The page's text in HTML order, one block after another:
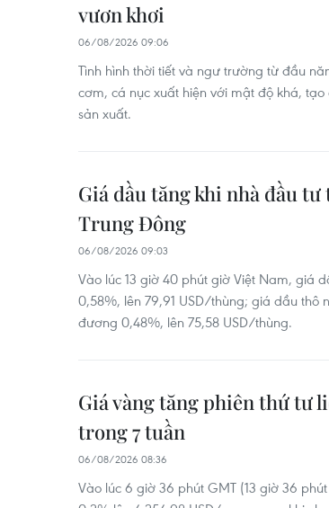
vươn khơi
06/08/2026 09:06
Tình hình thời tiết và ngư trường từ đầu
cơm, cá nục xuất hiện với mật độ khá,
sản xuất.
Giá dầu tăng khi nhà đầu
Trung Đông
06/08/2026 09:03
Vào lúc 13 giờ 40 phút giờ Việt Nam, giá
0,58%, lên 79,91 USD/thùng; giá dầu thô
đương 0,48%, lên 75,58 USD/thùng.
Giá vàng tăng phiên thứ tư
trong 7 tuần
06/08/2026 08:36
Vào lúc 6 giờ 36 phút GMT (13 giờ 36